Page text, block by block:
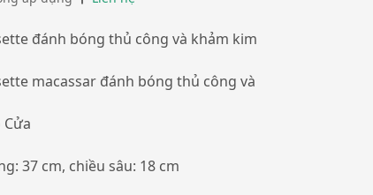
đánh bóng thủ công và khảm kim
macassar đánh bóng thủ công và
37 cm, chiều sâu: 18 cm